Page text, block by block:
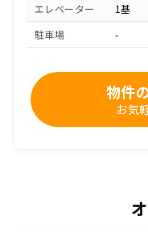
エレベーター
1基
駐車場
-
物件
お気